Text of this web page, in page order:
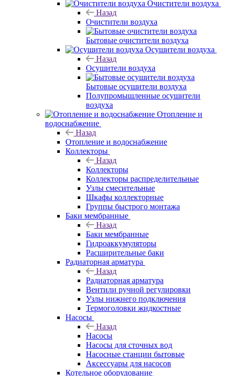
Очистители воздуха
Назад
Очистители воздуха
Бытовые очистители воздуха
Осушители воздуха
Назад
Осушители воздуха
Бытовые осушители воздуха
Полупромышленные осушители
воздуха
Отопление и
водоснабжение
Назад
Отопление и водоснабжение
Коллекторы
Назад
Коллекторы
Коллекторы распределительные
Узлы смесительные
Шкафы коллекторные
Группы быстрого монтажа
Баки мембранные
Назад
Баки мембранные
Гидроаккумуляторы
Расширительные баки
Радиаторная арматура
Назад
Радиаторная арматура
Вентили ручной регулировки
Узлы нижнего подключения
Термоголовки жидкостные
Насосы
Назад
Насосы
Насосы для сточных вод
Насосные станции бытовые
Аксессуары для насосов
Котельное оборудование